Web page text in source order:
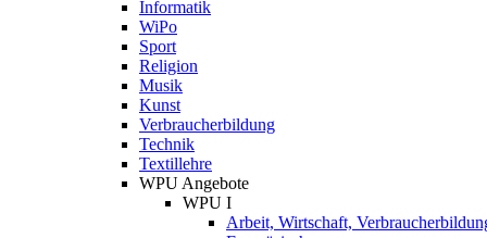
Informatik
WiPo
Sport
Religion
Musik
Kunst
Verbraucherbildung
Technik
Textillehre
WPU Angebote
WPU I
Arbeit, Wirtschaft,